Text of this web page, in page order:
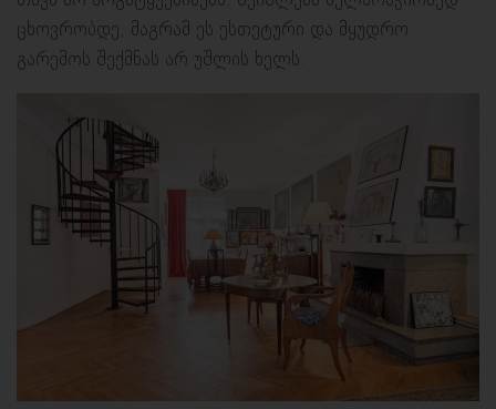
ცხოვრობდე, მაგრამ ეს ესთეტური და მყუდრო
გარემოს შექმნას არ უშლის ხელს.